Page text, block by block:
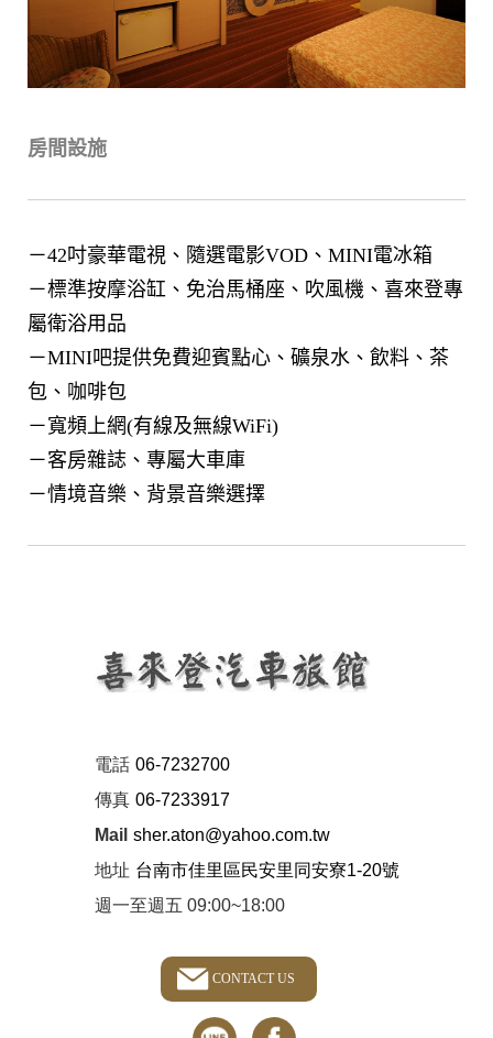
房間設施
－42吋豪華電視、隨選電影VOD、MINI電冰箱
－標準按摩浴缸、免治馬桶座、吹風機、喜來登專
屬衛浴用品
－MINI吧提供免費迎賓點心、礦泉水、飲料、茶
包、咖啡包
－寬頻上網(有線及無線WiFi)
－客房雜誌、專屬大車庫
－情境音樂、背景音樂選擇
電話 06-7232700
傳真 06-7233917
Mail sher.aton@yahoo.com.tw
地址 台南市佳里區民安里同安寮1-20號
週一至週五 09:00~18:00
CONTACT US